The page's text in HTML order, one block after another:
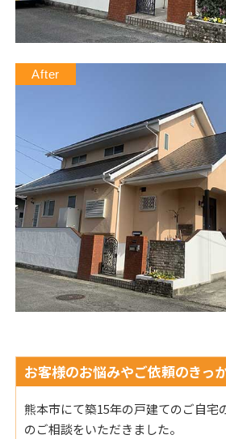
お客様のお悩みやご依頼のきっ
熊本市にて築15年の戸建てのご自宅
のご相談をいただきました。